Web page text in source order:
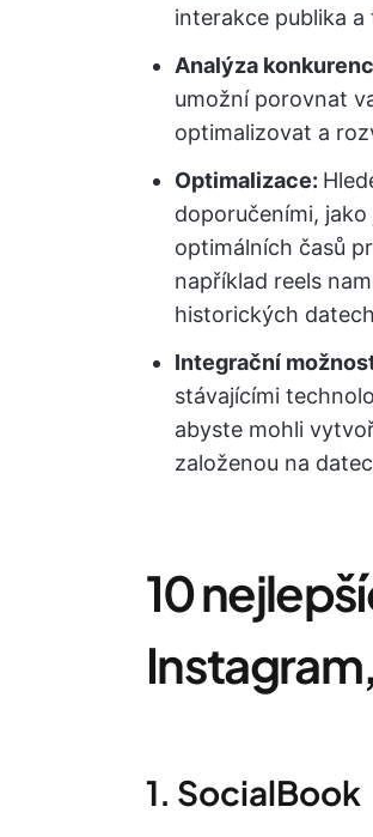
interakce publika
Analýza
umožní porovnat
optimalizovat a
Optimalizace:
doporučeními,
optimálních časů
například reels
historických
Integrační
stávajícími
abyste mohli
založenou na
10
1. SocialBook